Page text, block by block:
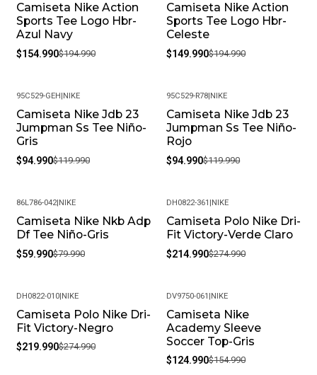
-21%
Camiseta Nike Action
Sports Tee Logo Hbr-
Azul Navy
$154.990$194.990
-23%
Camiseta Nike Action
Sports Tee Logo Hbr-
Celeste
$149.990$194.990
-21%
95C529-GEH NIKE
Camiseta Nike Jdb 23
Jumpman Ss Tee Niño-
Gris
$94.990$119.990
-21%
95C529-R78 NIKE
Camiseta Nike Jdb 23
Jumpman Ss Tee Niño-
Rojo
$94.990$119.990
-25%
86L786-042| NIKE
Camiseta Nike Nkb Adp
Df Tee Niño-Gris
$59.990$79.990
-22%
DH0822-361 NIKE
Camiseta Polo Nike Dri-
Fit Victory-Verde Claro
$214.990$274.990
-20%
DH0822-010| NIKE
Camiseta Polo Nike Dri-
Fit Victory-Negro
$219.990$274.990
-19%
DV9750-061 NIKE
Camiseta Nike
Academy Sleeve
Soccer Top-Gris
$124.990$154.990